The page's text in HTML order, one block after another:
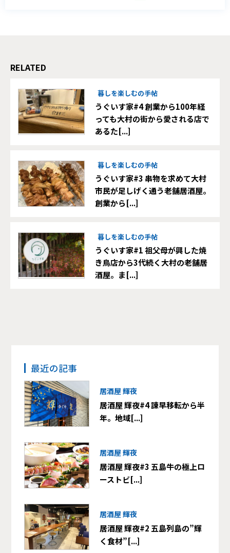
RELATED
暮しを楽しむの手帖
うぐいす家#4 創業から100年経
っても大村の街から愛される店で
あるた[...]
暮しを楽しむの手帖
うぐいす家#3 串物を求めて大村
市民が足しげく通う老舗居酒屋。
創業から[...]
暮しを楽しむの手帖
うぐいす家#1 祖父母が興した焼
き鳥店から3代続く大村の老舗居
酒屋。ま[...]
最近の記事
居酒屋 輝夜
居酒屋 輝夜#4 諫早移転から半
年。地域[...]
居酒屋 輝夜
居酒屋 輝夜#3 五島牛の極上ロ
ーストビ[...]
居酒屋 輝夜
居酒屋 輝夜#2 五島列島の”輝
く食材”[...]